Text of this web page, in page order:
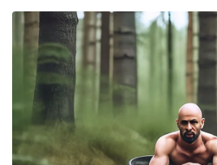
മത്സരങ്ങൾ ഒന്നും
നൃത്തം പഠിക്കാൻ ആഗ്രഹം
സമീപിക്കുകയായിരുന്നുവെന്ന്
അഭിമുഖങ്ങളിൽ പറഞ്ഞിട്ടുണ്ട്.
Tags:
TV star Dhanashree Verma
cricketer Yuzvendra Chahal